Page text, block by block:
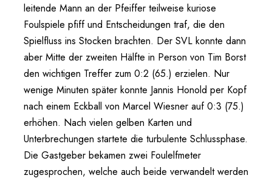
leitende Mann an der Pfeiffer teilweise kuriose
Foulspiele pfiff und Entscheidungen traf, die den
Spielfluss ins Stocken brachten. Der SVL konnte dann
aber Mitte der zweiten Hälfte in Person von Tim Borst
den wichtigen Treffer zum 0:2 (65.) erzielen. Nur
wenige Minuten später konnte Jannis Honold per Kopf
nach einem Eckball von Marcel Wiesner auf 0:3 (75.)
erhöhen. Nach vielen gelben Karten und
Unterbrechungen startete die turbulente Schlussphase.
Die Gastgeber bekamen zwei Foulelfmeter
zugesprochen, welche auch beide verwandelt werden